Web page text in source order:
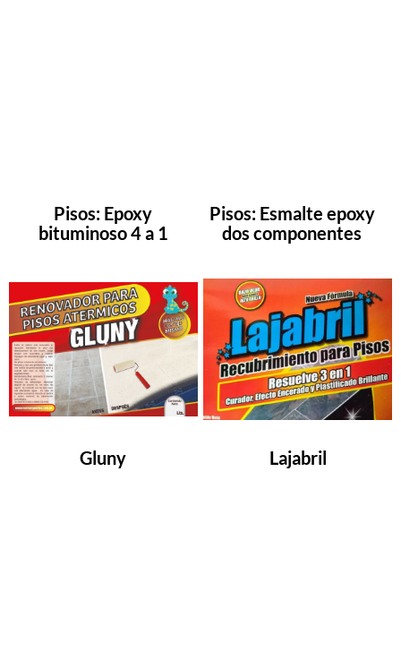
Pisos: Epoxy
bituminoso 4 a 1
Pisos: Esmalte epoxy
dos componentes
Gluny Lajabril